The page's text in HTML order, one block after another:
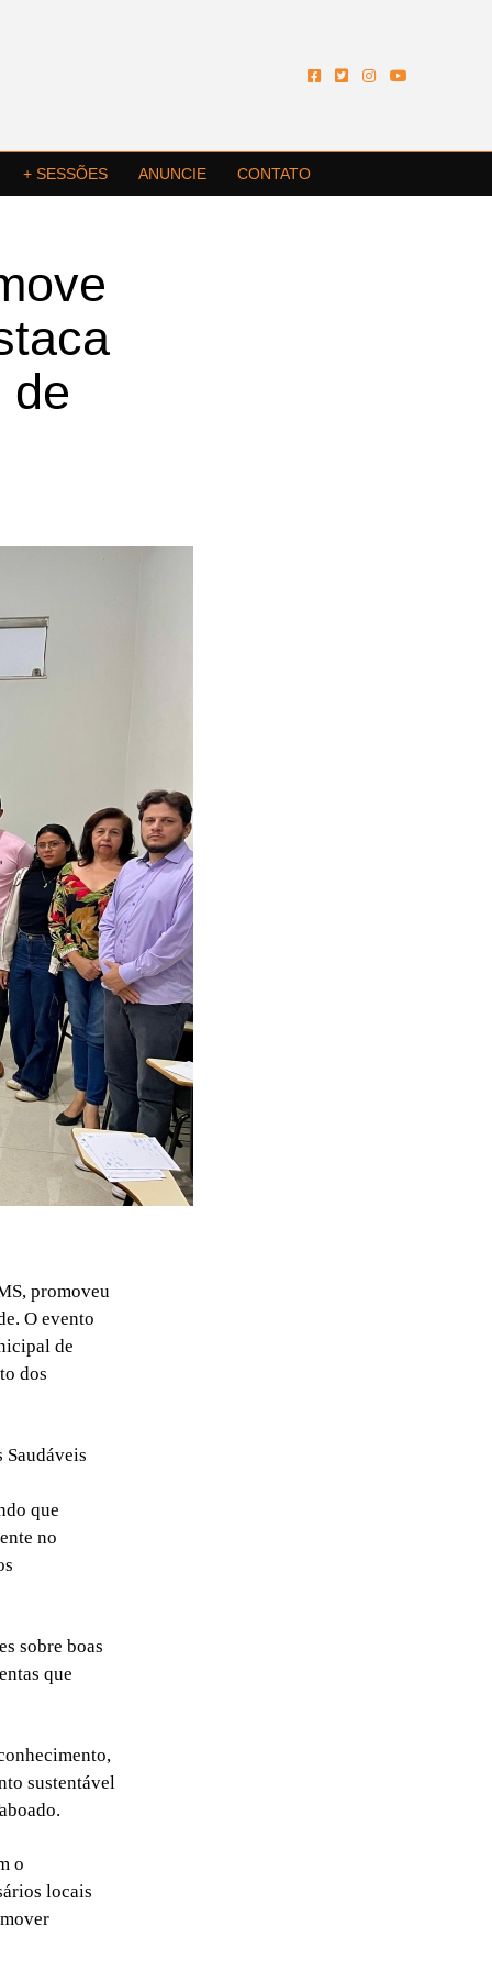
+ SESSÕES ANUNCIE CONTATO
de
promoveu
O evento
de
dos
Saudáveis
que
no
sobre boas
que
sustentável
o
locais